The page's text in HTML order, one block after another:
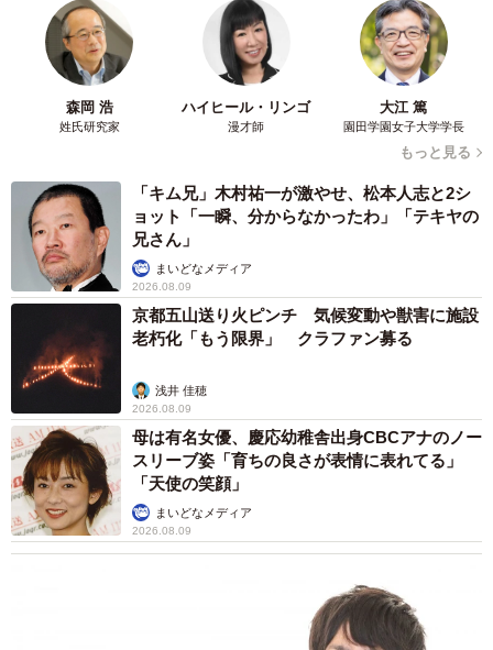
森岡 浩
姓氏研究家
ハイヒール・リンゴ
漫才師
大江 篤
園田学園女子大学学長
もっと見る
「キム兄」木村祐一が激やせ、松本人志と2シ
ョット「一瞬、分からなかったわ」「テキヤの
兄さん」
まいどなメディア
2026.08.09
京都五山送り火ピンチ 気候変動や獣害に施設
老朽化「もう限界」 クラファン募る
浅井 佳穂
2026.08.09
母は有名女優、慶応幼稚舎出身CBCアナのノー
スリーブ姿「育ちの良さが表情に表れてる」
「天使の笑顔」
まいどなメディア
2026.08.09